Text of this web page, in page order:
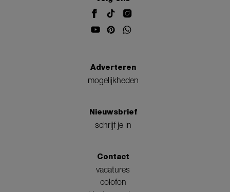
Adverteren
mogelijkheden
Nieuwsbrief
schrijf je in
Contact
vacatures
colofon